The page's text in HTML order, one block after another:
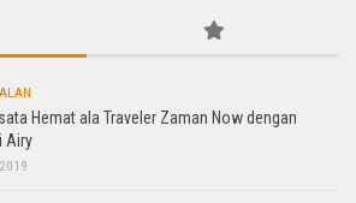
Hemat ala Traveler Zaman Now dengan
Airy